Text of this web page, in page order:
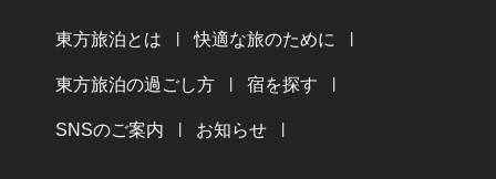
東方旅泊とは 快適な旅のために
東方旅泊の過ごし方 宿を探す
SNSのご案内 お知らせ